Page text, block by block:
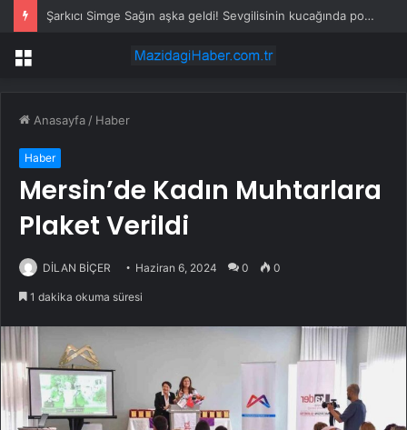
Şarkıcı Simge Sağın aşka geldi! Sevgilisinin kucağında poz verdi
Menü
Anasayfa / Haber
Haber
Mersin’de Kadın Muhtarlara
Plaket Verildi
DİLAN BİÇER Haziran 6, 2024 0 0
1 dakika okuma süresi